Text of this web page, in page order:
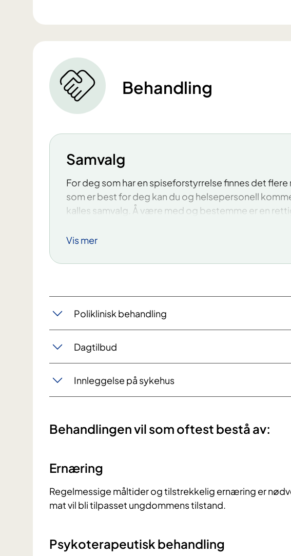
Behandling
Samvalg
For deg som har en spiseforstyrrelse finnes det
som er best for deg kan du og helsepersonell
kalles samvalg. Å være med og bestemme er en
alternativene. Så kan du sammen med
Hvilke alternativer har jeg?
Hva er de mulige fordelene og ulempene ved
Hvor sannsynlig er det at disse fordelene og
Les mer om samvalg på helsenorge.no​
Vis mer
Poliklinisk behandling
Dagtilbud
Innleggelse på sykehus
Behandlingen vil som oftest bestå av:
Ernæring
Regelmessige måltider og tilstrekkelig ernæring er
mat vil bli tilpasset ungdommens tilstand.
Psykoterapeutisk behandling